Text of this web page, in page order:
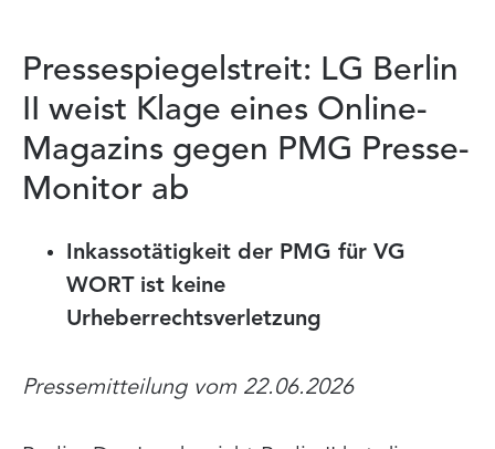
Pressespiegelstreit: LG Berlin
II weist Klage eines Online-
Magazins gegen PMG Presse-
Monitor ab
Inkassotätigkeit der PMG für VG
WORT ist keine
Urheberrechtsverletzung
Pressemitteilung vom 22.06.2026